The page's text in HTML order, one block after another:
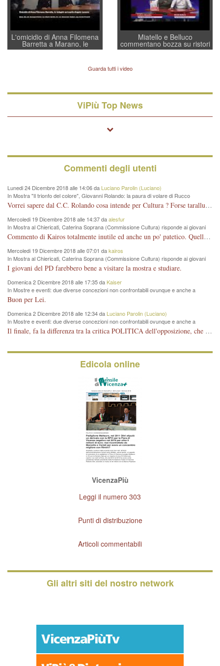
L'omicidio di Anna Filomena
Barretta a Marano, le
indagini dei carabinieri di
quelle di... Barbara D'Urso
Miatello e Belluco
commentano bozza su ristori
BPVi e Veneto Banca
Guarda tutti i video
ViPiù Top News
Commenti degli utenti
Lunedi 24 Dicembre 2018 alle 14:06 da Luciano Parolin (Luciano)
In Mostra "Il trionfo del colore", Giovanni Rolando: la paura di volare di Rucco
Vorrei sapere dal C.C. Rolando cosa intende per Cultura ? Forse tarallucci, vino e sagre, o spaghetti tricolori del PD ? Il continuo (s)parlare della mostra a Palazzo Chiericati caro consigliere DANNEGGIA FORTEMENTE l'immagine della città TUTTA e fa deviare i consensi che in RUSSIA (badi bene ex U.R.S.S.) sono ECCELLENTI. A livello artistico l'evento è di alta Valenza culturale, COMPITO di Tutta la Cittadinanza fare il possibile per propagandare l'iniziativa senza farne UN CASO PARTITICO come fa Lei da sempre. Meno Gazebo + Partecipazione! E così sia. Amen.
Mercoledi 19 Dicembre 2018 alle 14:37 daalesfur
In Mostra al Chiericati, Caterina Soprana (Commissione Cultura) risponde ai giovani
del Pd: "realizzata a costo zero per il Comune"
Commento di Kairos totalmente inutile ed anche un po' patetico. Quella che è completamente mancata è stata la promozione internazionale dell'evento effettuata da chi lo sa fare, l'amministrazione in questo è stata totalmente assente relegando al provincialismo una mostra che meritava ben altre platee ed i risultati sono sotto gli occhi di tutti. Su questo bisogna parlare, il fatto di averla organizzata al Chiericati certo non ha aiutato ma è un aspetto secondario rispetto a quello della promozione. In città con le mostre organizzate da Goldin - che certo ha fatto principalmente i suoi interessi, ma ne ha comunque beneficiato la città in immagine e commercio per il centro - arrivavano giornalmente pullman carichi di turisti. Dove sono i turisti ora?
Mercoledi 19 Dicembre 2018 alle 07:01 dakairos
In Mostra al Chiericati, Caterina Soprana (Commissione Cultura) risponde ai giovani
del Pd: "realizzata a costo zero per il Comune"
I giovani del PD farebbero bene a visitare la mostra e studiare.
Domenica 2 Dicembre 2018 alle 17:35 daKaiser
In Mostre e eventi: due diverse concezioni non confrontabili ovunque e anche a
Vicenza
Buon per Lei.
Domenica 2 Dicembre 2018 alle 12:34 da Luciano Parolin (Luciano)
In Mostre e eventi: due diverse concezioni non confrontabili ovunque e anche a
Vicenza
Il finale, fa la differenza tra la critica POLITICA dell'opposizione, che ha perso le elezioni ed è minoranza e non trova altri argomenti per politicizzare sul sito qua o là ? La critica d'arte invece è un'altra cosa che lascio agli altri. Per ora mi basta la lezione magistrale del prof. Giulianati.
Edicola online
VicenzaPiù
Leggi il numero 303
Punti di distribuzione
Articoli commentabili
Gli altri siti del nostro network